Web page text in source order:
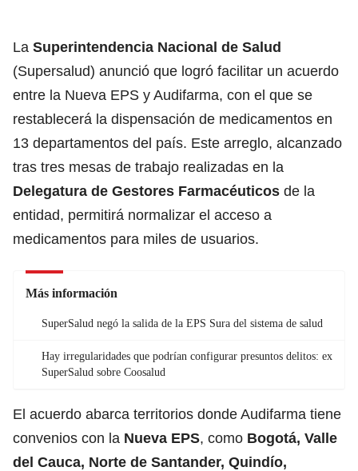
La Superintendencia Nacional de Salud
(Supersalud) anunció que logró facilitar un acuerdo
entre la Nueva EPS y Audifarma, con el que se
restablecerá la dispensación de medicamentos en
13 departamentos del país. Este arreglo, alcanzado
tras tres mesas de trabajo realizadas en la
Delegatura de Gestores Farmacéuticos de la
entidad, permitirá normalizar el acceso a
medicamentos para miles de usuarios.
Más información
SuperSalud negó la salida de la EPS Sura del sistema de salud
Hay irregularidades que podrían configurar presuntos delitos: ex
SuperSalud sobre Coosalud
El acuerdo abarca territorios donde Audifarma tiene
convenios con la Nueva EPS, como Bogotá, Valle
del Cauca, Norte de Santander, Quindío,